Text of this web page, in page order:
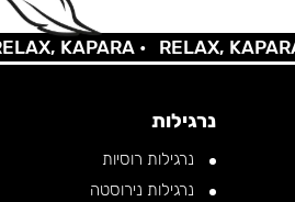
KAPARA • RELAX, KAPARA •
נרגילות
נרגילות רוסיות
נרגילות נירוסטה